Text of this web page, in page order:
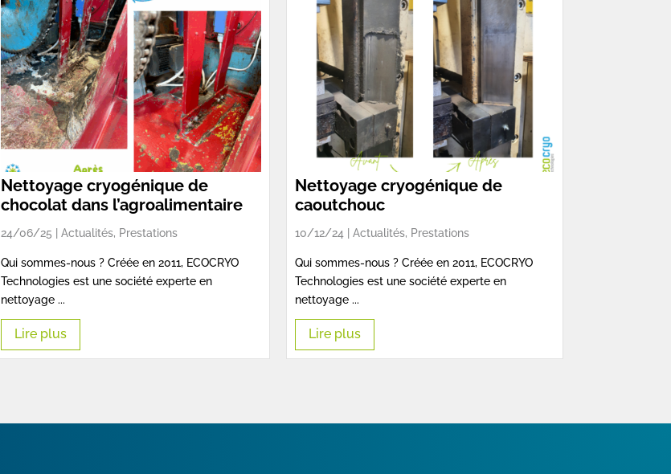
Nettoyage cryogénique de
chocolat dans l’agroalimentaire
24/06/25 |Actualités, Prestations
Qui sommes-nous ? Créée en 2011, ECOCRYO
Technologies est une société experte en
nettoyage ...
Lire plus
Nettoyage cryogénique de
caoutchouc
10/12/24 | Actualités, Prestations
Qui sommes-nous ? Créée en 2011, ECOCRYO
Technologies est une société experte en
nettoyage ...
Lire plus